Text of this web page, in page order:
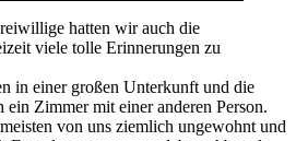
hatten wir auch die
viele tolle Erinnerungen zu
in einer großen Unterkunft und die
ein Zimmer mit einer anderen Person.
von uns ziemlich ungewohnt und